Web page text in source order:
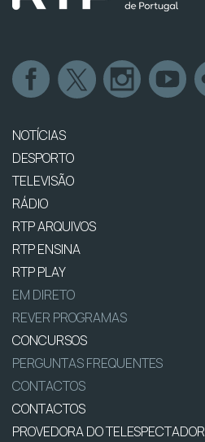
NOTÍCIAS
DESPORTO
TELEVISÃO
RÁDIO
RTP ARQUIVOS
RTP ENSINA
RTP PLAY
EM DIRETO
REVER PROGRAMAS
CONCURSOS
PERGUNTAS FREQUENTES
CONTACTOS
CONTACTOS
PROVEDORA DO TELESPECTADOR